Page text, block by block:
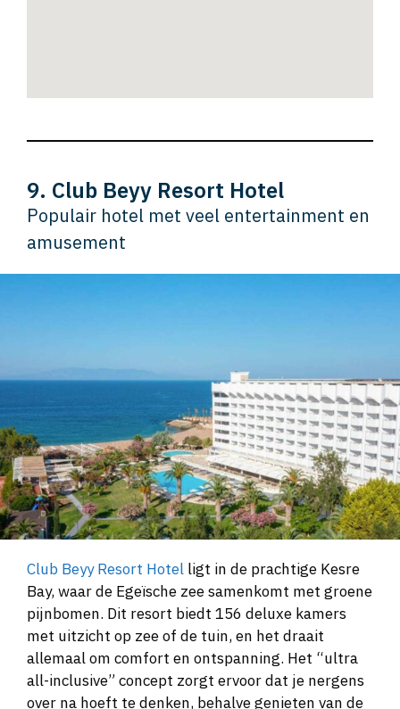
9. Club Beyy Resort Hotel
Populair hotel met veel entertainment en
amusement
Club Beyy Resort Hotel ligt in de prachtige Kesre
Bay, waar de Egeïsche zee samenkomt met groene
pijnbomen. Dit resort biedt 156 deluxe kamers
met uitzicht op zee of de tuin, en het draait
allemaal om comfort en ontspanning. Het “ultra
all-inclusive” concept zorgt ervoor dat je nergens
over na hoeft te denken, behalve genieten van de